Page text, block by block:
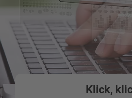
Klick,